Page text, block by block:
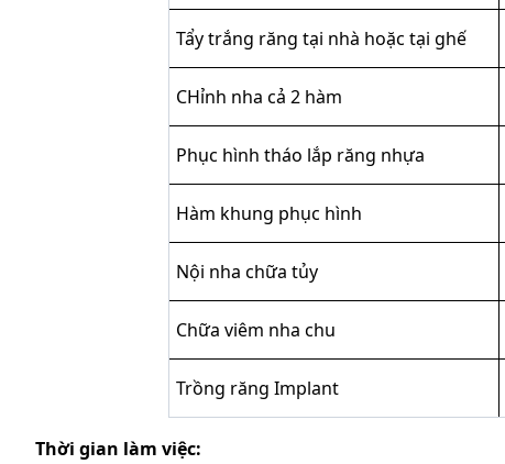
Tẩy trắng răng tại nhà hoặc tại ghế
CHỉnh nha cả 2 hàm
Phục hình tháo lắp răng nhựa
Hàm khung phục hình
Nội nha chữa tủy
Chữa viêm nha chu
Trồng răng Implant
Thời gian làm việc: